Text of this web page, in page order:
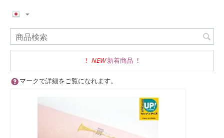
! NEW 新着商品 !
マークで詳細をご覧になれます。